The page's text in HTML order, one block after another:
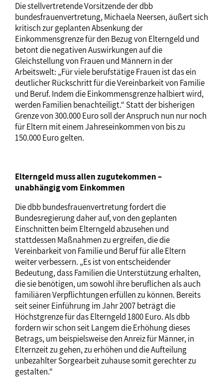
Die stellvertretende Vorsitzende der dbb
bundesfrauenvertretung, Michaela Neersen, äußert sich
kritisch zur geplanten Absenkung der
Einkommensgrenze für den Bezug von Elterngeld und
betont die negativen Auswirkungen auf die
Gleichstellung von Frauen und Männern in der
Arbeitswelt: „Für viele berufstätige Frauen ist das ein
deutlicher Rückschritt für die Vereinbarkeit von Familie
und Beruf. Indem die Einkommensgrenze halbiert wird,
werden Familien benachteiligt.“ Statt der bisherigen
Grenze von 300.000 Euro soll der Anspruch nun nur noch
für Eltern mit einem Jahreseinkommen von bis zu
150.000 Euro gelten.
Elterngeld muss allen zugutekommen –
unabhängig vom Einkommen
Die dbb bundesfrauenvertretung fordert die
Bundesregierung daher auf, von den geplanten
Einschnitten beim Elterngeld abzusehen und
stattdessen Maßnahmen zu ergreifen, die die
Vereinbarkeit von Familie und Beruf für alle Eltern
weiter verbessern. „Es ist von entscheidender
Bedeutung, dass Familien die Unterstützung erhalten,
die sie benötigen, um sowohl ihre beruflichen als auch
familiären Verpflichtungen erfüllen zu können. Bereits
seit seiner Einführung im Jahr 2007 beträgt die
Höchstgrenze für das Elterngeld 1800 Euro. Als dbb
fordern wir schon seit Langem die Erhöhung dieses
Betrags, um beispielsweise den Anreiz für Männer, in
Elternzeit zu gehen, zu erhöhen und die Aufteilung
unbezahlter Sorgearbeit zuhause somit gerechter zu
gestalten.“